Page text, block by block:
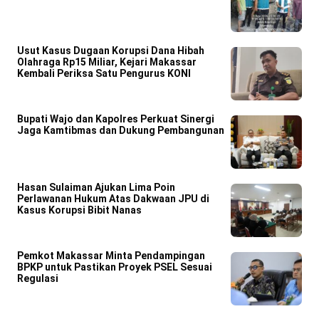
Usut Kasus Dugaan Korupsi Dana Hibah
Olahraga Rp15 Miliar, Kejari Makassar
Kembali Periksa Satu Pengurus KONI
Bupati Wajo dan Kapolres Perkuat Sinergi
Jaga Kamtibmas dan Dukung Pembangunan
Hasan Sulaiman Ajukan Lima Poin
Perlawanan Hukum Atas Dakwaan JPU di
Kasus Korupsi Bibit Nanas
Pemkot Makassar Minta Pendampingan
BPKP untuk Pastikan Proyek PSEL Sesuai
Regulasi